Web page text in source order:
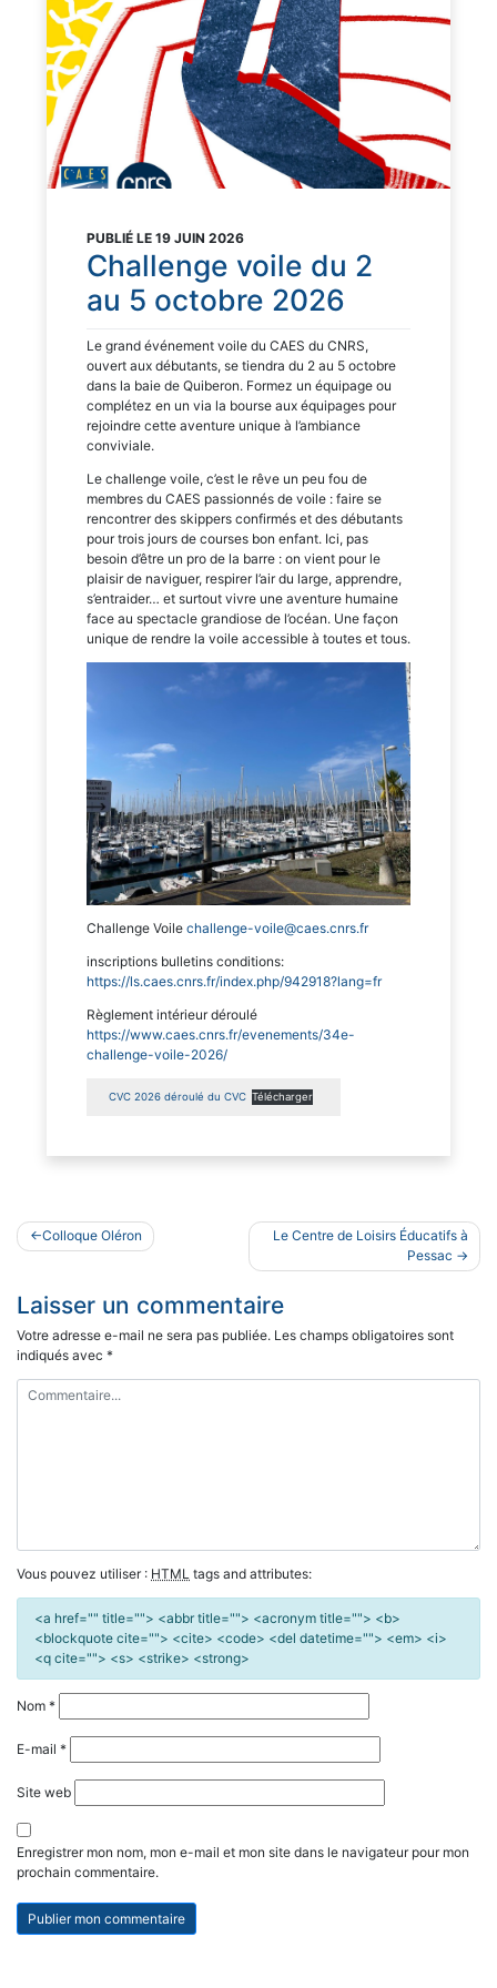
PUBLIÉ LE 19 JUIN 2026
Challenge voile du 2
au 5 octobre 2026
Le grand événement voile du CAES du CNRS,
ouvert aux débutants, se tiendra du 2 au 5 octobre
dans la baie de Quiberon. Formez un équipage ou
complétez en un via la bourse aux équipages pour
rejoindre cette aventure unique à l’ambiance
conviviale.
Le challenge voile, c’est le rêve un peu fou de
membres du CAES passionnés de voile : faire se
rencontrer des skippers confirmés et des débutants
pour trois jours de courses bon enfant. Ici, pas
besoin d’être un pro de la barre : on vient pour le
plaisir de naviguer, respirer l’air du large, apprendre,
s’entraider… et surtout vivre une aventure humaine
face au spectacle grandiose de l’océan. Une façon
unique de rendre la voile accessible à toutes et tous.
Challenge Voile challenge-voile@caes.cnrs.fr
inscriptions bulletins conditions:
https://ls.caes.cnrs.fr/index.php/942918?lang=fr
Règlement intérieur déroulé
https://www.caes.cnrs.fr/evenements/34e-
challenge-voile-2026/
CVC 2026 déroulé du CVC Télécharger
Navigation
de
l’article
Colloque Oléron
Le Centre de Loisirs Éducatifs à
Pessac
Laisser un commentaire
Votre adresse e-mail ne sera pas publiée. Les champs obligatoires sont
indiqués avec *
Vous pouvez utiliser : HTML tags and attributes:
<a href="" title=""> <abbr title=""> <acronym title=""> <b>
<blockquote cite=""> <cite> <code> <del datetime=""> <em> <i>
<q cite=""> <s> <strike> <strong>
Nom *
E-mail *
Site web
Enregistrer mon nom, mon e-mail et mon site dans le navigateur pour mon
prochain commentaire.